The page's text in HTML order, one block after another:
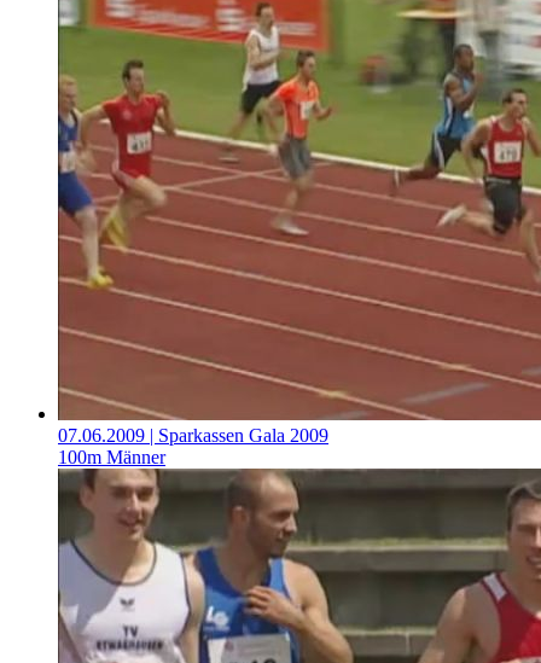
07.06.2009 | Sparkassen Gala 2009
100m Männer